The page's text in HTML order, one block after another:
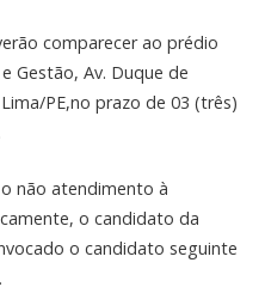
comparecer ao prédio
Gestão, Av. Duque de
PE,no prazo de 03 (três)
não atendimento à
o candidato da
o candidato seguinte